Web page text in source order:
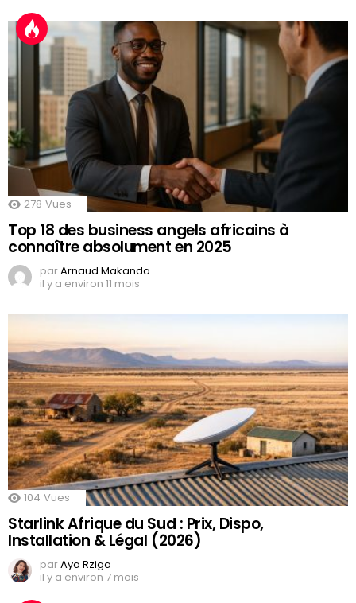
278 Vues
Top 18 des business angels africains à
connaître absolument en 2025
parArnaud Makanda
il y a environ 11 mois
104 Vues
Starlink Afrique du Sud : Prix, Dispo,
Installation & Légal (2026)
parAya Rziga
il y a environ 7 mois